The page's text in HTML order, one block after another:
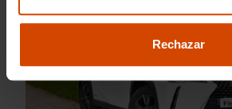
Rechazar